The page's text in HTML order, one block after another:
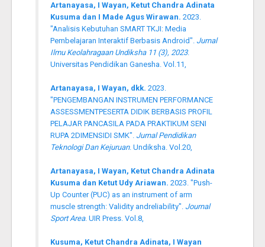
Artanayasa, I Wayan, Ketut Chandra Adinata
Kusuma dan I Made Agus Wirawan. 2023.
"Analisis Kebutuhan SMART TKJI: Media
Pembelajaran Interaktif Berbasis Android". Jurnal
Ilmu Keolahragaan Undiksha 11 (3), 2023.
Universitas Pendidikan Ganesha. Vol.11,
Artanayasa, I Wayan, dkk. 2023.
"PENGEMBANGAN INSTRUMEN PERFORMANCE
ASSESSMENTPESERTA DIDIK BERBASIS PROFIL
PELAJAR PANCASILA PADA PRAKTIKUM SENI
RUPA 2DIMENSIDI SMK". Jurnal Pendidikan
Teknologi Dan Kejuruan. Undiksha. Vol.20,
Artanayasa, I Wayan, Ketut Chandra Adinata
Kusuma dan Ketut Udy Ariawan. 2023. "Push-
Up Counter (PUC) as an instrument of arm
muscle strength: Validity andreliability". Journal
Sport Area. UIR Press. Vol.8,
Kusuma, Ketut Chandra Adinata, I Wayan